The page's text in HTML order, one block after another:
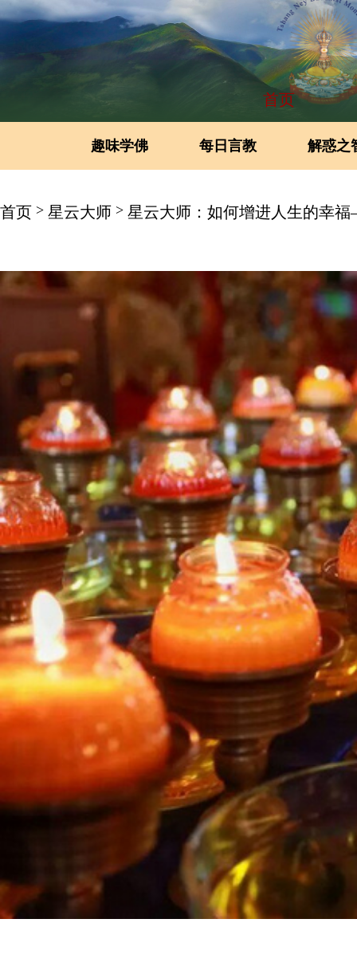
首页
趣味学佛 每日言教 解惑之
首页 > 星云大师 > 星云大师：如何增进人生的幸